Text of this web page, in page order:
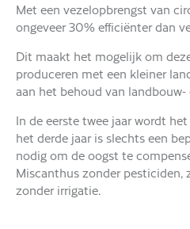
Met een vezelopbrengst van
ongeveer 30% efficiënter dan
Dit maakt het mogelijk om
produceren met een kleiner
aan het behoud van landbouw-
In de eerste twee jaar wordt
het derde jaar is slechts een
nodig om de oogst te
Miscanthus zonder pesticiden,
zonder irrigatie.